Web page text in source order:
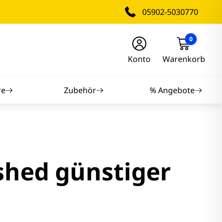
05902-5030770
Konto
0
Warenkorb
Zubehör % Angebote
günstiger